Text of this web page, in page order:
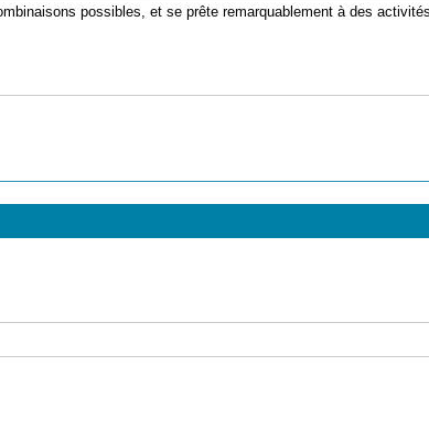
possibles, et se prête remarquablement à des activités